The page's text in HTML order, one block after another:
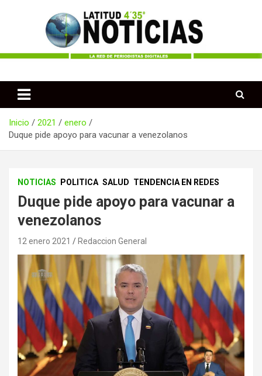
Latitud 435 Noticias
Inicio 2021
enero
Duque pide apoyo para vacunar a venezolanos
NOTICIAS POLITICA SALUD TENDENCIA EN REDES
Duque pide apoyo para vacunar a
venezolanos
12 enero 2021 Redaccion General